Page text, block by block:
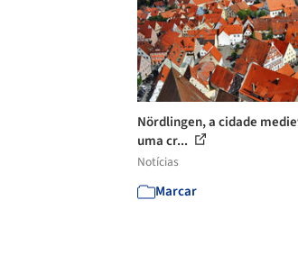
Nördlingen, a cidade
uma cr...
Notícias
Marcar